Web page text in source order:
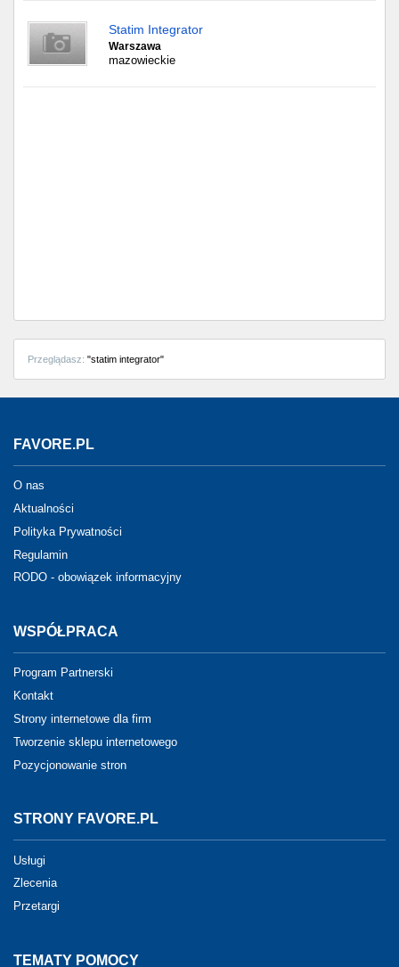
Statim Integrator
Warszawa
mazowieckie
Przeglądasz: "statim integrator"
FAVORE.PL
O nas
Aktualności
Polityka Prywatności
Regulamin
RODO - obowiązek informacyjny
WSPÓŁPRACA
Program Partnerski
Kontakt
Strony internetowe dla firm
Tworzenie sklepu internetowego
Pozycjonowanie stron
STRONY FAVORE.PL
Usługi
Zlecenia
Przetargi
TEMATY POMOCY
Radom
Bytom